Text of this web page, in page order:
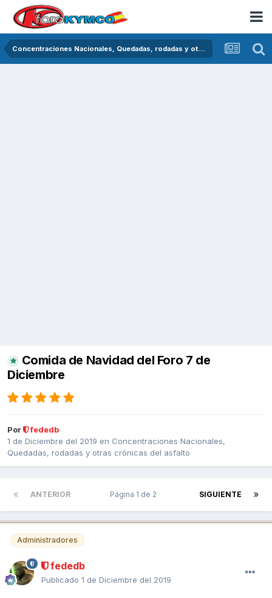
Concentraciones Nacionales, Quedadas, rodadas y otras crónicas del asfalto
Comida de Navidad del Foro 7 de
Diciembre
Por
fededb
1 de Diciembre del 2019 en Concentraciones Nacionales,
Quedadas, rodadas y otras crónicas del asfalto
ANTERIOR SIGUIENTE
Página 1 de 2
Administradores
fededb
Publicado 1 de Diciembre del 2019